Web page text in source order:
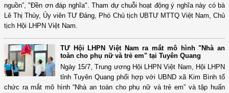
nguồn”, "Đền ơn đáp nghĩa". Tham dự chuỗi hoạt động ý nghĩa này có bà
Lê Thị Thủy, Ủy viên TƯ Đảng, Phó Chủ tịch UBTƯ MTTQ Việt Nam, Chủ
tịch Hội LHPN Việt Nam.
TƯ Hội LHPN Việt Nam ra mắt mô hình "Nhà an
toàn cho phụ nữ và trẻ em" tại Tuyên Quang
Ngày 15/7, Trung ương Hội LHPN Việt Nam, Hội LHPN
tỉnh Tuyên Quang phối hợp với UBND xã Kim Bình tổ
chức ra mắt mô hình “Nhà an toàn cho phụ nữ và trẻ em” và tập huấn